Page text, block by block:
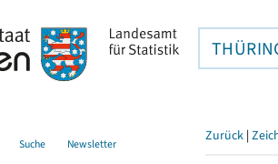
Suche Newsletter Zurück |